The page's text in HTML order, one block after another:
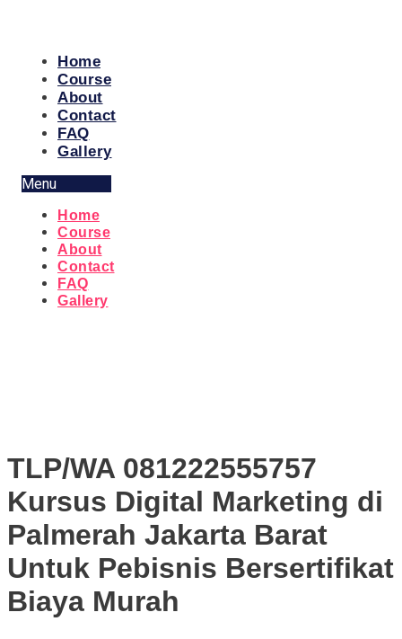
Home
Course
About
Contact
FAQ
Gallery
Menu
Home
Course
About
Contact
FAQ
Gallery
TLP/WA 081222555757
Kursus Digital Marketing di
Palmerah Jakarta Barat
Untuk Pebisnis Bersertifikat
Biaya Murah